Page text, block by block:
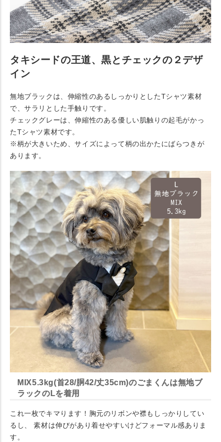
タキシードの王道、黒とチェックの２デザ
イン
無地ブラックは、伸縮性のあるしっかりとしたTシャツ素材
で、サラリとした手触りです。
チェックグレーは、伸縮性のある優しい肌触りの起毛がかっ
たTシャツ素材です。
※柄が大きいため、サイズによって柄の出かたにばらつきが
あります。
MIX5.3kg(首28/胴42/丈35cm)のごまくんは無地ブ
ラックのLを着用
これ一枚でキマります！胸元のリボンや襟もしっかりしてい
るし、 素材は伸びがあり着せやすいけどフォーマル感ありま
す。